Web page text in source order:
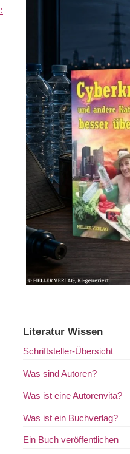
:
Literatur Wissen
Schriftsteller-Übersicht
Was sind Autoren?
Was ist eine Autorenvita?
Was ist ein Buchverlag?
Ein Buch veröffentlichen